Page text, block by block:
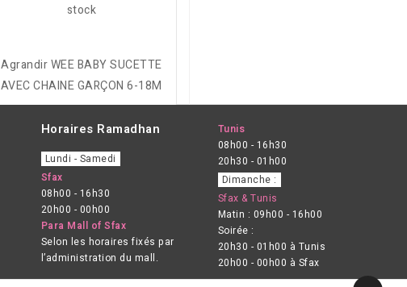
stock
Agrandir WEE BABY SUCETTE
AVEC CHAINE GARÇON 6-18M
Horaires Ramadhan
Lundi - Samedi
Sfax
08h00 - 16h30
20h00 - 00h00
Para Mall of Sfax
Selon les horaires fixés par
l’administration du mall.
Tunis
08h00 - 16h30
20h30 - 01h00
Dimanche :
Sfax & Tunis
Matin : 09h00 - 16h00
Soirée :
20h30 - 01h00 à Tunis
20h00 - 00h00 à Sfax